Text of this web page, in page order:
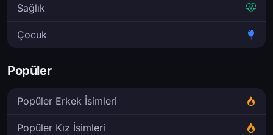
Sağlık
Çocuk
Popüler
Popüler Erkek İsimleri
Popüler Kız İsimleri